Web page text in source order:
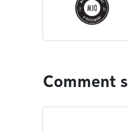
Comment